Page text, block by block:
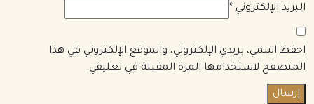
البريد الإلكتروني *
احفظ اسمي، بريدي الإلكتروني، والموقع الإلكتروني في هذا
المتصفح لاستخدامها المرة المقبلة في تعليقي.